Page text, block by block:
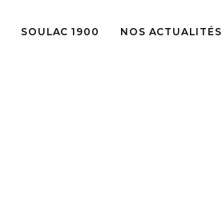
SOULAC 1900 NOS ACTUALITÉS